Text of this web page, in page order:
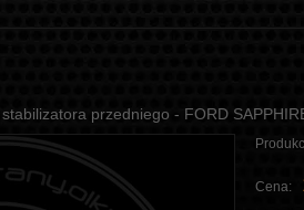
przedniego - FORD
Cena: